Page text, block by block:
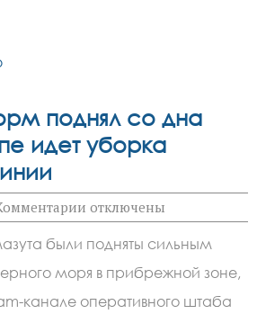
поднял со дна
идет уборка
к
записи
шторм
поднял
со
дна
мазут,
отключены
были подняты сильным
моря в прибрежной зоне,
канале оперативного штаба